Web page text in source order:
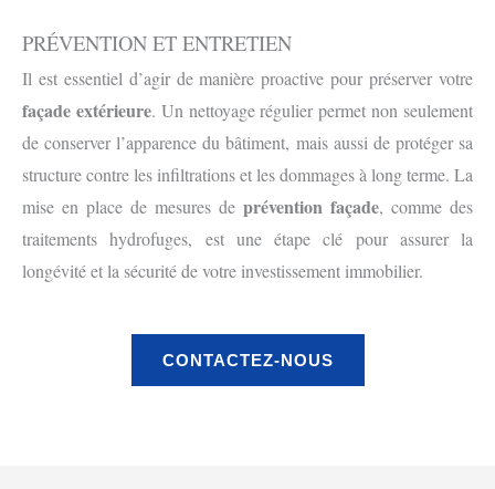
PRÉVENTION ET ENTRETIEN
Il est essentiel d’agir de manière proactive pour préserver votre
façade extérieure. Un nettoyage régulier permet non seulement
de conserver l’apparence du bâtiment, mais aussi de protéger sa
structure contre les infiltrations et les dommages à long terme. La
mise en place de mesures de prévention façade, comme des
traitements hydrofuges, est une étape clé pour assurer la
longévité et la sécurité de votre investissement immobilier.
CONTACTEZ-NOUS